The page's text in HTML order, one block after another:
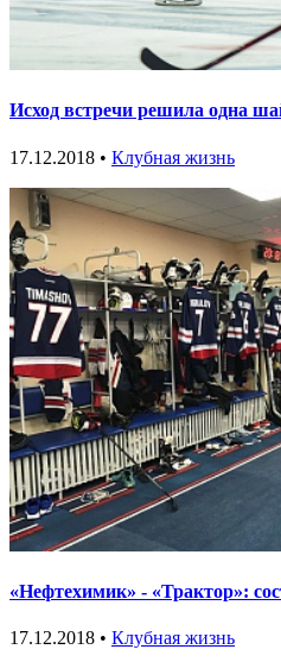
Исход встречи решила одна
17.12.2018 • Клубная жизнь
«Нефтехимик» - «Трактор»:
17.12.2018 • Клубная жизнь